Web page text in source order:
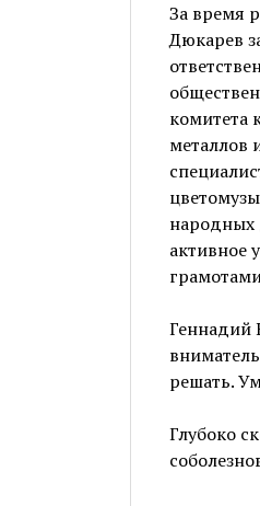
За время
Дюкарев
комитета
металлов
народных
активное
Геннадий
решать.
Глубоко